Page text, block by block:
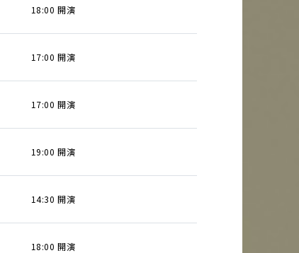
18:00 開演
17:00 開演
17:00 開演
19:00 開演
14:30 開演
18:00 開演